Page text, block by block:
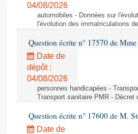
04/08/2026
automobiles - Données sur
l'évolution des immatriculations
Question écrite n° 17570 de
Date de
dépôt :
04/08/2026
personnes handicapées -
Transport sanitaire PMR -
Question écrite n° 17600 de M.
Date de